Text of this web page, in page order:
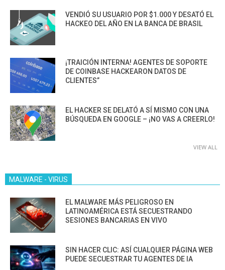
VENDIÓ SU USUARIO POR $1.000 Y DESATÓ EL
HACKEO DEL AÑO EN LA BANCA DE BRASIL
¡TRAICIÓN INTERNA! AGENTES DE SOPORTE
DE COINBASE HACKEARON DATOS DE
CLIENTES”
EL HACKER SE DELATÓ A SÍ MISMO CON UNA
BÚSQUEDA EN GOOGLE – ¡NO VAS A CREERLO!
VIEW ALL
MALWARE - VIRUS
EL MALWARE MÁS PELIGROSO EN
LATINOAMÉRICA ESTÁ SECUESTRANDO
SESIONES BANCARIAS EN VIVO
SIN HACER CLIC: ASÍ CUALQUIER PÁGINA WEB
PUEDE SECUESTRAR TU AGENTES DE IA